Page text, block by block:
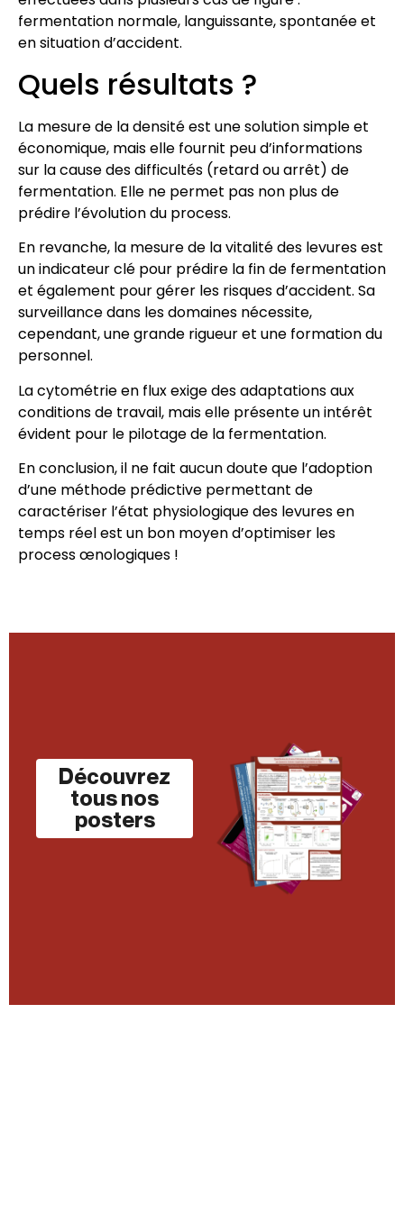
fermentation normale, languissante, spontanée et
en situation d’accident.
Quels résultats ?
La mesure de la densité est une solution simple et
économique, mais elle fournit peu d’informations
sur la cause des difficultés (retard ou arrêt) de
fermentation. Elle ne permet pas non plus de
prédire l’évolution du process.
En revanche, la mesure de la vitalité des levures est
un indicateur clé pour prédire la fin de fermentation
et également pour gérer les risques d’accident. Sa
surveillance dans les domaines nécessite,
cependant, une grande rigueur et une formation du
personnel.
La cytométrie en flux exige des adaptations aux
conditions de travail, mais elle présente un intérêt
évident pour le pilotage de la fermentation.
En conclusion, il ne fait aucun doute que l’adoption
d’une méthode prédictive permettant de
caractériser l’état physiologique des levures en
temps réel est un bon moyen d’optimiser les
process œnologiques !
Découvrez
tous nos
posters​